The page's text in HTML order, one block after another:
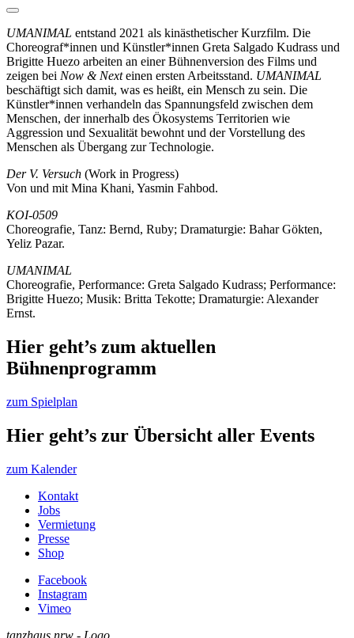
UMANIMAL entstand 2021 als kinästhetischer Kurzfilm. Die
Choreograf*innen und Künstler*innen Greta Salgado Kudrass und
Brigitte Huezo arbeiten an einer Bühnenversion des Films und
zeigen bei Now & Nexteinen ersten Arbeitsstand. UMANIMAL
beschäftigt sich damit, was es heißt, ein Mensch zu sein. Die
Künstler*innen verhandeln das Spannungsfeld zwischen dem
Menschen, der innerhalb des Ökosystems Territorien wie
Aggression und Sexualität bewohnt und der Vorstellung des
Menschen als Übergang zur Technologie.
Der V. Versuch (Work in Progress)
Von und mit Mina Khani, Yasmin Fahbod.
KOI-0509
Choreografie, Tanz: Bernd, Ruby; Dramaturgie: Bahar Gökten,
Yeliz Pazar.
UMANIMAL
Choreografie, Performance: Greta Salgado Kudrass; Performance:
Brigitte Huezo; Musik: Britta Tekotte; Dramaturgie: Alexander
Ernst.
Hier geht’s zum aktuellen
Bühnenprogramm
zum Spielplan
Hier geht’s zur Übersicht aller Events
zum Kalender
Kontakt
Jobs
Vermietung
Presse
Shop
Facebook
Instagram
Vimeo
tanzhaus nrw - Logo